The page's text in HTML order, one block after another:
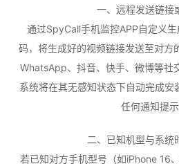
一、远程发送链接
通过SpyCall手机监控APP自定义
码，将生成好的视频链接发送至对方
WhatsApp、抖音、快手、微博等社
系统将在其无感知状态下自动完成安
任何通知提示
二、已知机型与系统
若已知对方手机型号（如iPhone 16